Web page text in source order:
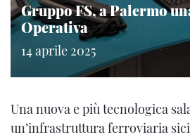
Gruppo FS, a Palermo
Operativa
14 aprile 2025
Una nuova e più tecnologica
un’infrastruttura ferroviaria